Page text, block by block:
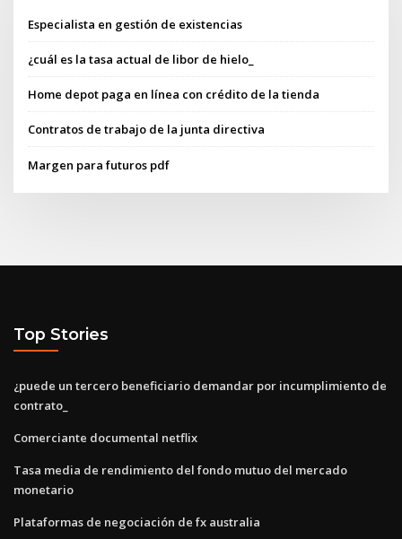
Especialista en gestión de existencias
¿cuál es la tasa actual de libor de hielo_
Home depot paga en línea con crédito de la tienda
Contratos de trabajo de la junta directiva
Margen para futuros pdf
Top Stories
¿puede un tercero beneficiario demandar por incumplimiento de
contrato_
Comerciante documental netflix
Tasa media de rendimiento del fondo mutuo del mercado
monetario
Plataformas de negociación de fx australia